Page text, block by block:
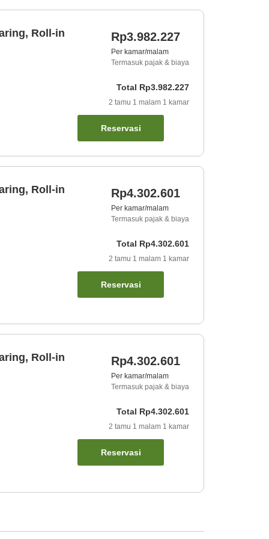
Roll-in Rp3.982.227
Per kamar/malam
Termasuk pajak & biaya
Total Rp3.982.227
2 tamu 1 malam 1 kamar
Reservasi
Roll-in Rp4.302.601
Per kamar/malam
Termasuk pajak & biaya
Total Rp4.302.601
2 tamu 1 malam 1 kamar
Reservasi
Roll-in Rp4.302.601
Per kamar/malam
Termasuk pajak & biaya
Total Rp4.302.601
2 tamu 1 malam 1 kamar
Reservasi